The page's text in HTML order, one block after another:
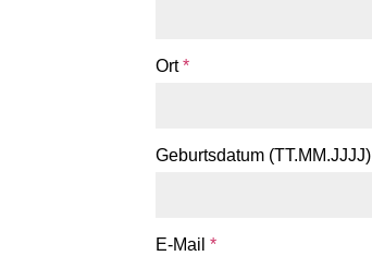
Ort*
Geburtsdatum (TT.MM.JJJJ)
E-Mail *